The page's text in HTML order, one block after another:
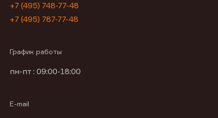
+7 (495) 748-77-48
+7 (495) 787-77-48
График работы
пн-пт : 09:00-18:00
E-mail